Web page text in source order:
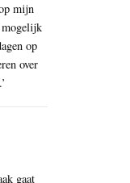
mijn
op
over
gaat